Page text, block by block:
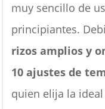
muy sencillo de
principiantes.
rizos amplios y
10 ajustes de
quien elija la